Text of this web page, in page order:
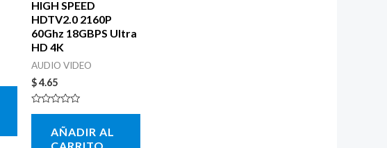
HIGH SPEED
HDTV2.0 2160P
60Ghz 18GBPS Ultra
HD 4K
AUDIO VIDEO
$4.65
Valorado
AÑADIR AL